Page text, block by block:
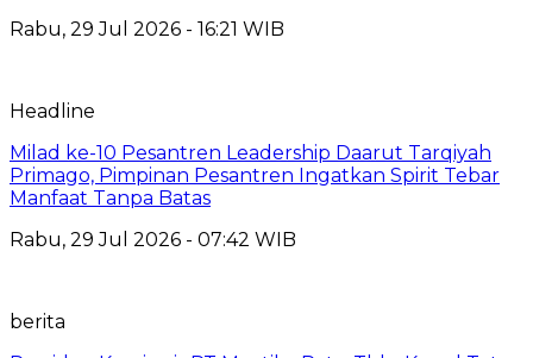
Rabu, 29 Jul 2026 - 16:21 WIB
Headline
Milad ke-10 Pesantren Leadership Daarut Tarqiyah
Primago, Pimpinan Pesantren Ingatkan Spirit Tebar
Manfaat Tanpa Batas
Rabu, 29 Jul 2026 - 07:42 WIB
berita